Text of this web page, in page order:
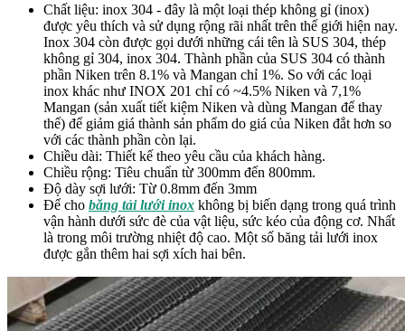
Chất liệu: inox 304 - đây là một loại thép không gỉ (inox)
được yêu thích và sử dụng rộng rãi nhất trên thế giới hiện nay.
Inox 304 còn được gọi dưới những cái tên là SUS 304, thép
không gỉ 304, inox 304. Thành phần của SUS 304 có thành
phần Niken trên 8.1% và Mangan chỉ 1%. So với các loại
inox khác như INOX 201 chỉ có ~4.5% Niken và 7,1%
Mangan (sản xuất tiết kiệm Niken và dùng Mangan để thay
thế) để giảm giá thành sản phẩm do giá của Niken đắt hơn so
với các thành phần còn lại.
Chiều dài: Thiết kế theo yêu cầu của khách hàng.
Chiều rộng: Tiêu chuẩn từ 300mm đến 800mm.
Độ dày sợi lưới: Từ 0.8mm đến 3mm
Để cho băng tải lưới inox không bị biến dạng trong quá trình
vận hành dưới sức đè của vật liệu, sức kéo của động cơ. Nhất
là trong môi trường nhiệt độ cao. Một số băng tải lưới inox
được gắn thêm hai sợi xích hai bên.